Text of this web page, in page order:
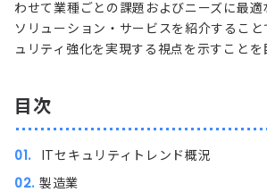
わせて業種ごとの課題およびニーズに最適
ソリューション・サービスを紹介するこ
ュリティ強化を実現する視点を示すことを
目次
ITセキュリティトレンド概況
製造業